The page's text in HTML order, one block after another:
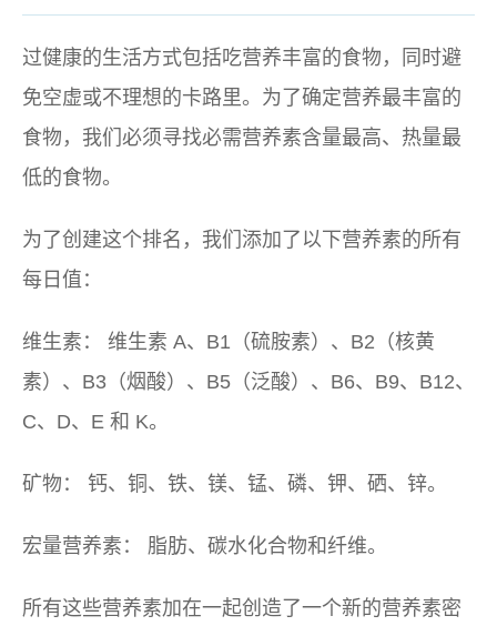
过健康的生活方式包括吃营养丰富的食物，同时避
免空虚或不理想的卡路里。为了确定营养最丰富的
食物，我们必须寻找必需营养素含量最高、热量最
低的食物。
为了创建这个排名，我们添加了以下营养素的所有
每日值：
维生素：
维生素 A、B1（硫胺素）、B2（核黄
素）、B3（烟酸）、B5（泛酸）、B6、B9、B12、
C、D、E 和 K。
矿物： 钙、铜、铁、镁、锰、磷、钾、硒、锌。
宏量营养素： 脂肪、碳水化合物和纤维。
所有这些营养素加在一起创造了一个新的营养素密